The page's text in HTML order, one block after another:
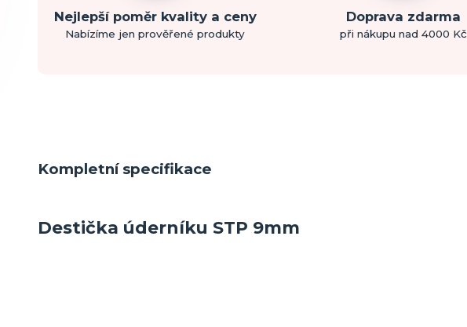
Nejlepší poměr kvality a ceny
Nabízíme jen prověřené produkty
Doprava zdarma
při nákupu nad 4000 Kč
Kompletní specifikace
Destička úderníku STP 9mm